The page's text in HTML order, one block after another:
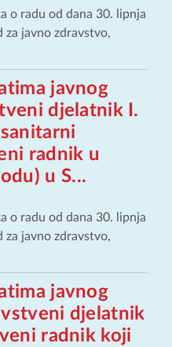
o radu od dana 30. lipnja
za javno zdravstvo,
javnog
djelatnik I.
radnik u
u S...
o radu od dana 30. lipnja
za javno zdravstvo,
javnog
djelatnik
radnik koji